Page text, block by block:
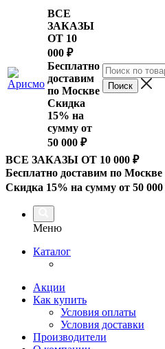
ВСЕ
ЗАКАЗЫ
ОТ 10
000 ₽
Бесплатно
доставим
по Москве
Скидка
15% на
сумму от
50 000 ₽
ВСЕ ЗАКАЗЫ ОТ 10 000 ₽
Бесплатно доставим по Москве
Скидка 15% на сумму от 50
Меню
Каталог
Акции
Как купить
Условия оплаты
Условия доставки
Производители